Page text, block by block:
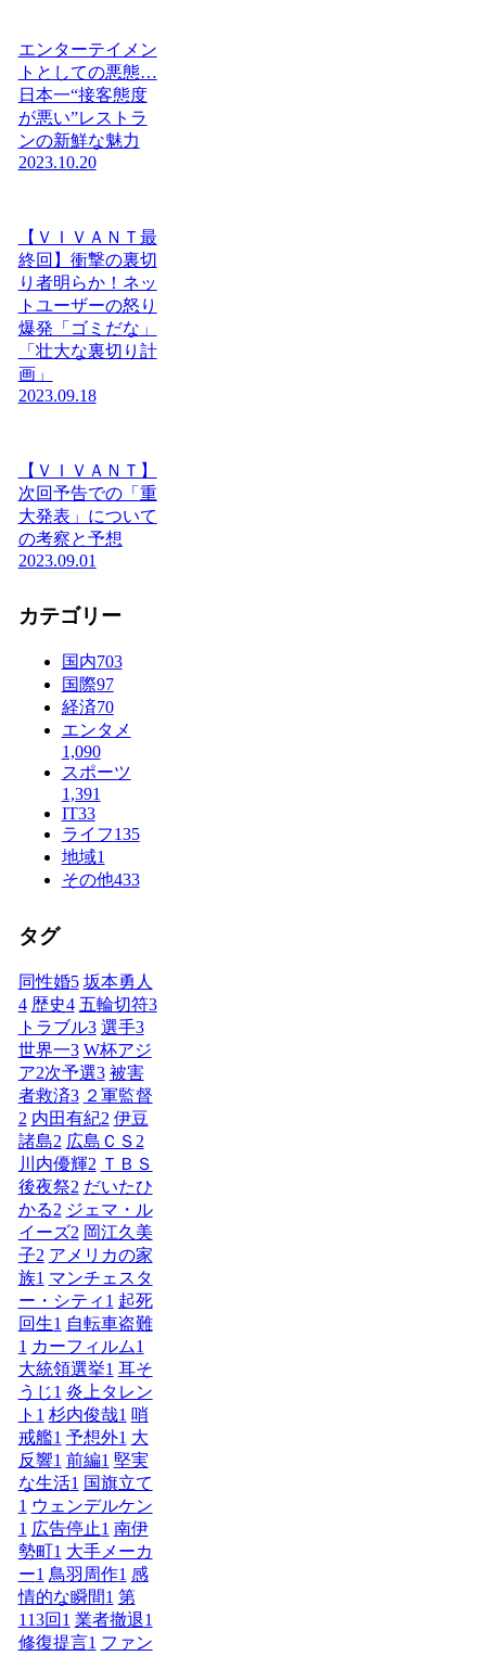
エンターテイメン
トとしての悪態…
日本一“接客態度
が悪い”レストラ
ンの新鮮な魅力
2023.10.20
【ＶＩＶＡＮＴ最
終回】衝撃の裏切
り者明らか！ネッ
トユーザーの怒り
爆発「ゴミだな」
「壮大な裏切り計
画」
2023.09.18
【ＶＩＶＡＮＴ】
次回予告での「重
大発表」について
の考察と予想
2023.09.01
カテゴリー
国内703
国際97
経済70
エンタメ
1,090
スポーツ
1,391
IT33
ライフ135
地域1
その他433
タグ
同性婚5 坂本勇人
4 歴史4 五輪切符3
トラブル3 選手3
世界一3 W杯アジ
ア2次予選3 被害
者救済3 ２軍監督
2 内田有紀2 伊豆
諸島2 広島ＣＳ 2
川内優輝2 ＴＢＳ
後夜祭2 だいたひ
かる2 ジェマ・ル
イーズ2 岡江久美
子2 アメリカの家
族1 マンチェスタ
ー・シティ 1 起死
回生1 自転車盗難
1 カーフィルム1
大統領選挙1 耳そ
うじ1 炎上タレン
ト 1 杉内俊哉1 哨
戒艦1 予想外1 大
反響1 前編1 堅実
な生活1 国旗立て
1 ウェンデルケン
1 広告停止1 南伊
勢町1 大手メーカ
ー1 鳥羽周作1 感
情的な瞬間1 第
113回 1 業者撤退1
修復提言1 ファン